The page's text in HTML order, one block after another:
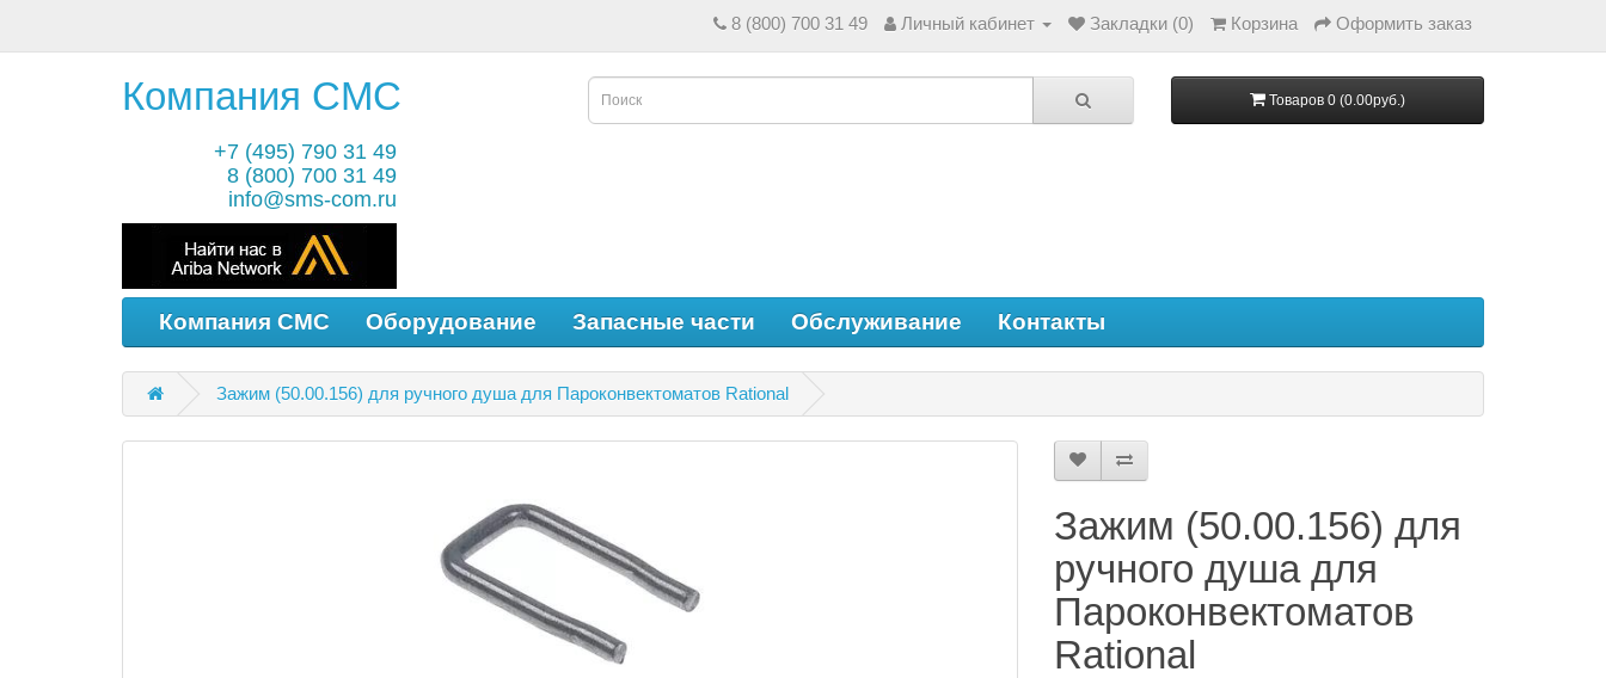
8 (800) 700 31 49 Личный кабинет Закладки (0) Корзина Оформить заказ
Компания СМС
+7 (495) 790 31 49
8 (800) 700 31 49
info@sms-com.ru
Товаров 0 (0.00руб.)
Компания СМС Оборудование Запасные части Обслуживание Контакты
Зажим (50.00.156) для ручного душа для Пароконвектоматов Rational
Зажим (50.00.156) для
ручного душа для
Пароконвектоматов
Rational